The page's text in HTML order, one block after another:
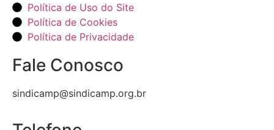
Política de Uso do Site
Política de Cookies
Política de Privacidade
Fale Conosco
sindicamp@sindicamp.org.br